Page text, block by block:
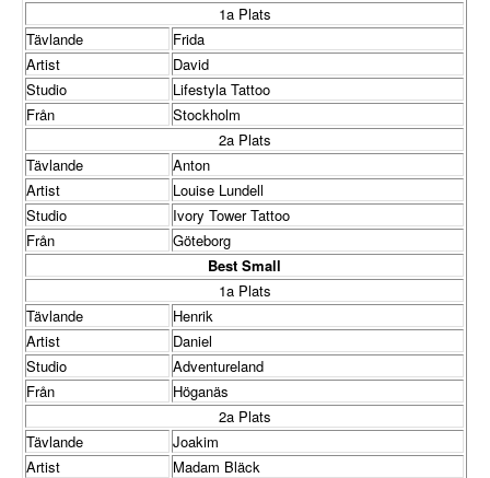
1a Plats
Tävlande
Frida
Artist
David
Studio
Lifestyla Tattoo
Från
Stockholm
2a Plats
Tävlande
Anton
Artist
Louise Lundell
Studio
Ivory Tower Tattoo
Från
Göteborg
Best Small
1a Plats
Tävlande
Henrik
Artist
Daniel
Studio
Adventureland
Från
Höganäs
2a Plats
Tävlande
Joakim
Artist
Madam Bläck